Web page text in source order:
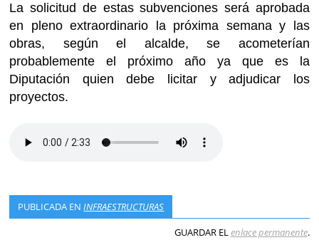
La solicitud de estas subvenciones será aprobada
en pleno extraordinario la próxima semana y las
obras, según el alcalde, se acometerían
probablemente el próximo año ya que es la
Diputación quien debe licitar y adjudicar los
proyectos.
PUBLICADA ENINFRAESTRUCTURAS
GUARDAR ELenlace permanente.